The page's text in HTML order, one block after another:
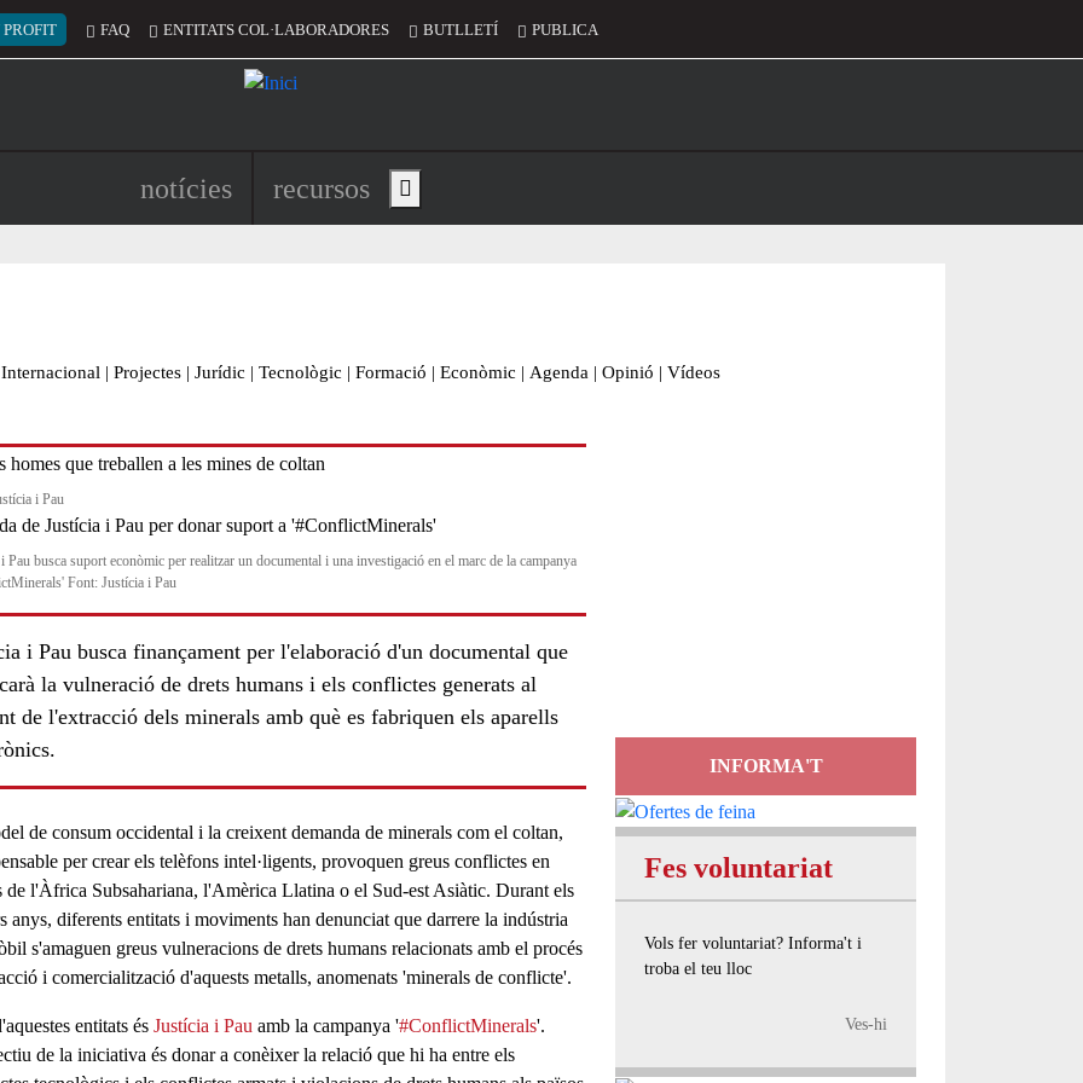
del compte d'usuari
PROFIT FAQ ENTITATS COL·LABORADORES BUTLLETÍ PUBLICA
Navegació principal de l'encapçalament
notícies recursos Show main menu
Internacional | Projectes | Jurídic | Tecnològic | Formació | Econòmic | Agenda | Opinió | Vídeos
i Pau
Pau busca suport econòmic per realitzar un documental i una investigació en el marc de la campanya
Font: Justícia i Pau
i Pau busca finançament per l'elaboració d'un documental que
la vulneració de drets humans i els conflictes generats al
de l'extracció dels minerals amb què es fabriquen els aparells
de consum occidental i la creixent demanda de minerals com el coltan,
per crear els telèfons intel·ligents, provoquen greus conflictes en
de l'Àfrica Subsahariana, l'Amèrica Llatina o el Sud-est Asiàtic. Durant els
anys, diferents entitats i moviments han denunciat que darrere la indústria
s'amaguen greus vulneracions de drets humans relacionats amb el procés
i comercialització d'aquests metalls, anomenats 'minerals de conflicte'.
entitats és Justícia i Pau amb la campanya '#ConflictMinerals'.
de la iniciativa és donar a conèixer la relació que hi ha entre els
INFORMA'T
Fes voluntariat
Vols fer voluntariat? Informa't i
troba el teu lloc
Ves-hi